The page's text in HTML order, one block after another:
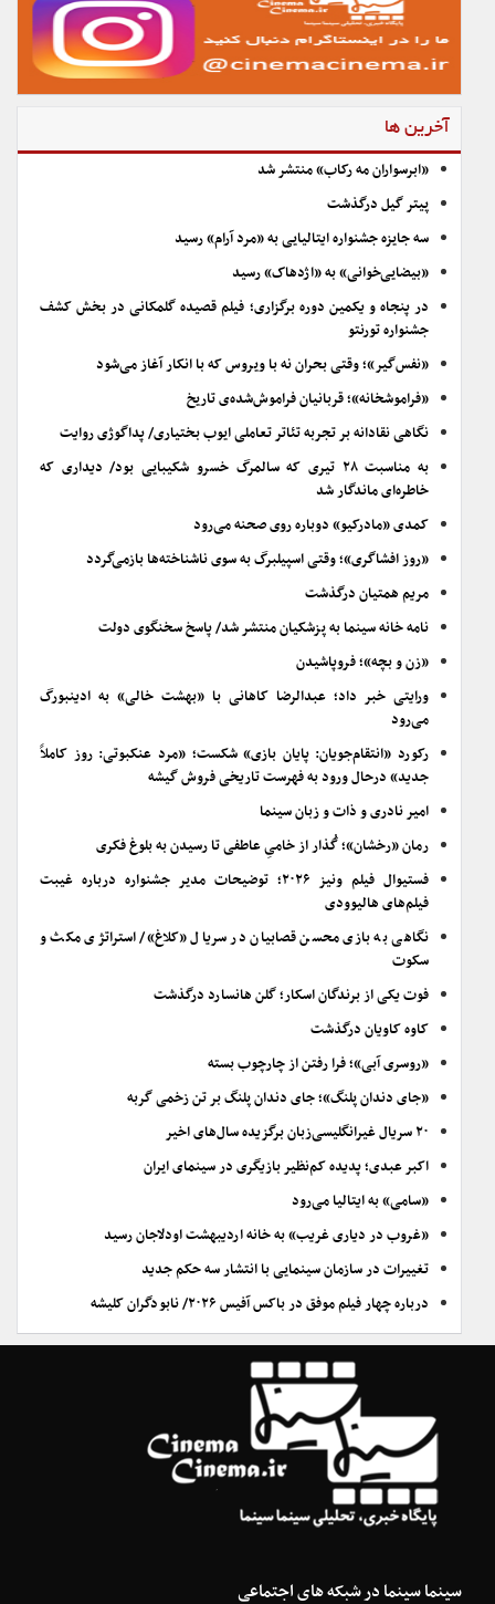
آخرین ها
«ابرسواران مه رکاب» منتشر شد
پیتر گیل درگذشت
سه جایزه جشنواره ایتالیایی به «مرد آرام» رسید
«بیضایی‌خوانی» به «اژدهاک» رسید
در پنجاه و یکمین دوره برگزاری؛ فیلم قصیده گلمکانی در بخش کشف
جشنواره تورنتو
«نفس‌گیر»؛ وقتی بحران نه با ویروس که با انکار آغاز می‌شود
«فراموشخانه»؛ قربانیان فراموش‌شده‌ی تاریخ
نگاهی نقادانه بر تجربه تئاتر تعاملی ایوب بختیاری/ پداگوژی روایت
به مناسبت ۲۸ تیری که سالمرگ خسرو شکیبایی بود/ دیداری که
خاطره‌ای ماندگار شد
کمدی «مادرکیو» دوباره روی صحنه می‌رود
«روز افشاگری»؛ وقتی اسپیلبرگ به سوی ناشناخته‌ها بازمی‌گردد
مریم همتیان درگذشت
نامه خانه سینما به پزشکیان منتشر شد/ پاسخ سخنگوی دولت
«زن و بچه»؛ فروپاشیدن
ورایتی خبر داد؛ عبدالرضا کاهانی با «بهشت خالی» به ادینبورگ
می‌رود
رکورد «انتقام‌جویان: پایان بازی» شکست؛ «مرد عنکبوتی: روز کاملاً
جدید» درحال ورود به فهرست تاریخی فروش گیشه
امیر نادری و ذات و زبان سینما
رمان «رخشان»؛ گُذار از خامیِ عاطفی تا رسیدن به بلوغ فکری
فستیوال فیلم ونیز ۲۰۲۶؛ توضیحات مدیر جشنواره درباره غیبت
فیلم‌های هالیوودی
نگاهی به بازی محسن قصابیان در سریال «کلاغ»/ استراتژی مکث و
سکوت
فوت یکی از برندگان اسکار؛ گلن هانسارد درگذشت
کاوه کاویان درگذشت
«روسری آبی»؛ فرا رفتن از چارچوب بسته
«جای دندان پلنگ»؛ جای دندان پلنگ بر تن زخمی گربه
۲۰ سریال غیرانگلیسی‌زبان برگزیده سال‌های اخیر
اکبر عبدی؛ پدیده کم‌نظیر بازیگری در سینمای ایران
«سامی» به ایتالیا می‌رود
«غروب در دیاری غریب» به خانه اردیبهشت اودلاجان رسید
تغییرات در سازمان سینمایی با انتشار سه حکم جدید
درباره چهار فیلم موفق در باکس آفیس ۲۰۲۶/ نابودگران کلیشه
سینما سینما در شبکه های اجتماعی